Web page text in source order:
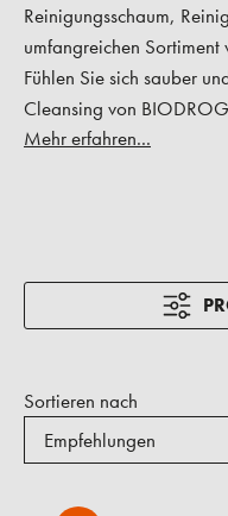
Reinigungsschaum,
umfangreichen
Fühlen Sie sich sauber
Cleansing von
Mehr erfahren...
Sortieren nach